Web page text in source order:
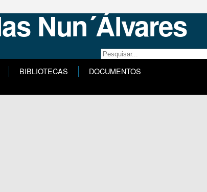
BIBLIOTECAS DOCUMENTOS